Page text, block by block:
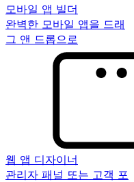
모바일 앱 빌더
완벽한 모바일 앱을 드래
그 앤 드롭으로
웹 앱 디자이너
관리자 패널 또는 고객 포